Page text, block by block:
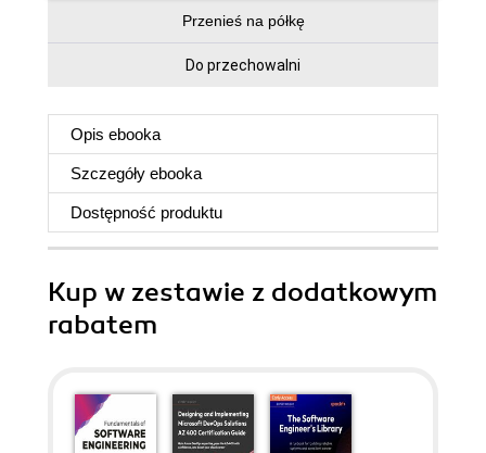
Przenieś na półkę
Do przechowalni
Opis ebooka
Szczegóły ebooka
Dostępność produktu
Kup w zestawie z dodatkowym
rabatem